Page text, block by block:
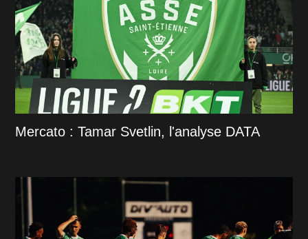
Mercato : Tamar Svetlin, l'analyse DATA